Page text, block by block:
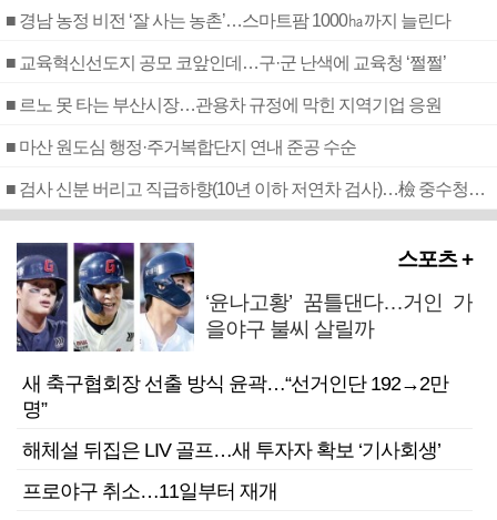
■ 경남 농정 비전 ‘잘 사는 농촌’…스마트팜 1000㏊까지 늘린다
■ 교육혁신선도지 공모 코앞인데…구·군 난색에 교육청 ‘쩔쩔’
■ 르노 못 타는 부산시장…관용차 규정에 막힌 지역기업 응원
■ 마산 원도심 행정·주거복합단지 연내 준공 수순
■ 검사 신분 버리고 직급하향(10년 이하 저연차 검사)…檢 중수청행 기피
스포츠 +
‘윤나고황’ 꿈틀댄다…거인 가
을야구 불씨 살릴까
새 축구협회장 선출 방식 윤곽…“선거인단 192→2만
명”
해체설 뒤집은 LIV 골프…새 투자자 확보 ‘기사회생’
프로야구 취소…11일부터 재개